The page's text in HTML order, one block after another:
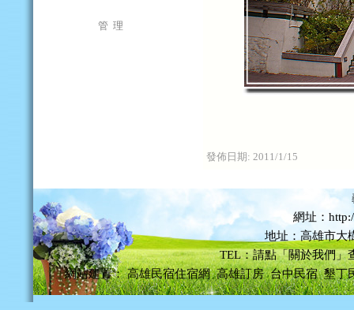
管 理
發佈日期: 2011/1/15
網址：
地址：高雄市大
TEL：請點「關於我們」
網站建置： 高雄民宿住宿網 高雄訂房 台中民宿 墾丁